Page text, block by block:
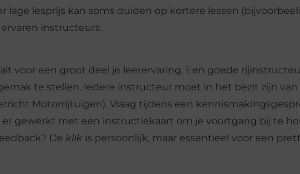
lage lesprijs kan soms duiden op kortere lessen
instructeurs.
voor een groot deel je leerervaring. Een goede
te stellen. Iedere instructeur moet in het bezit zijn van
Motorrijtuigen). Vraag tijdens een
gewerkt met een instructiekaart om je voortgang bij te
De klik is persoonlijk, maar essentieel voor een